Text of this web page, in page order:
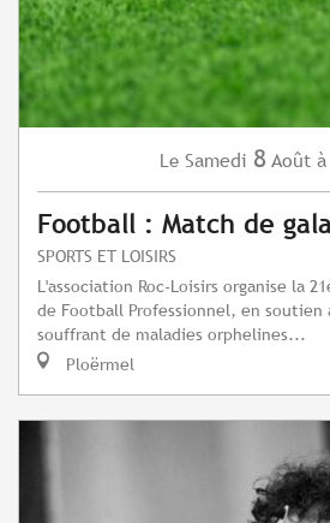
Le Samedi 8 Août
Football : Match de gala
SPORTS ET LOISIRS
L'association Roc-Loisirs organise la
de Football Professionnel, en soutien
souffrant de maladies orphelines...
Ploërmel